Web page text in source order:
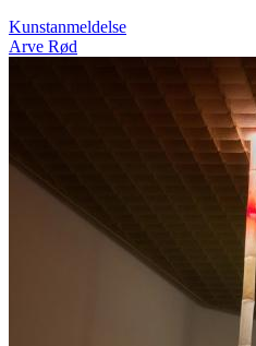
Kunstanmeldelse
Arve Rød